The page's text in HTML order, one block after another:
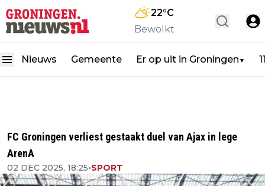
22°C
Bewolkt
Nieuws Gemeente Er op uit in Groningen ▼
FC Groningen verliest gestaakt duel van Ajax in lege
ArenA
02 DEC 2025, 18:25•SPORT